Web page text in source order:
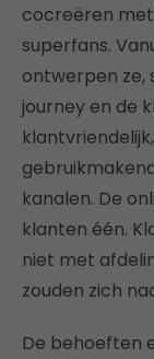
cocreëren
superfans.
ontwerpen ze,
journey en de
kanalen. De
klanten één.
niet met
zouden zich
De behoeften